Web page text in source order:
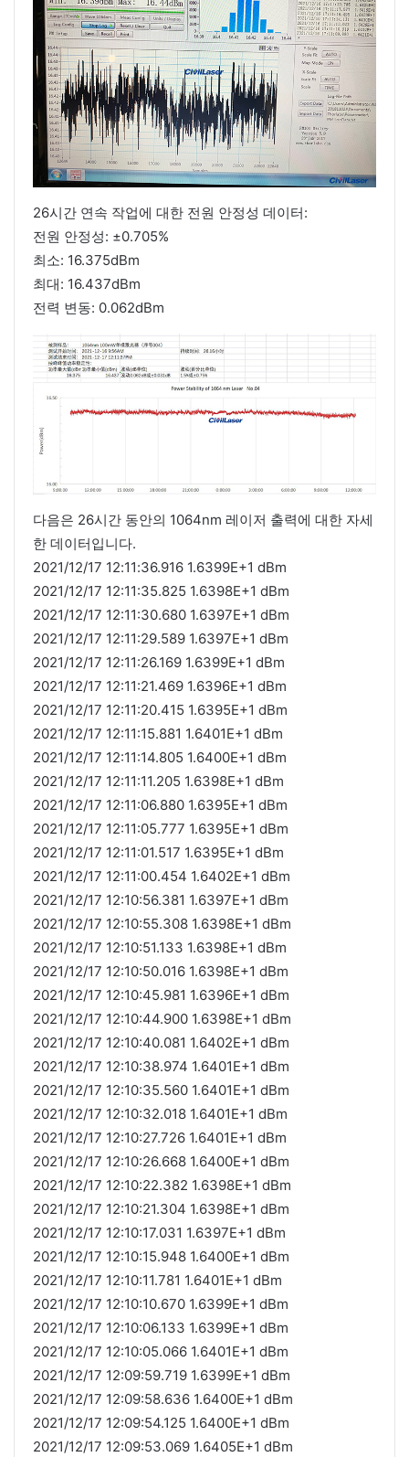
26시간 연속 작업에 대한 전원 안정성 데이터:
전원 안정성: ±0.705%
최소: 16.375dBm
최대: 16.437dBm
전력 변동: 0.062dBm
다음은 26시간 동안의 1064nm 레이저 출력에 대한 자세
한 데이터입니다.
2021/12/17 12:11:36.916 1.6399E+1 dBm
2021/12/17 12:11:35.825 1.6398E+1 dBm
2021/12/17 12:11:30.680 1.6397E+1 dBm
2021/12/17 12:11:29.589 1.6397E+1 dBm
2021/12/17 12:11:26.169 1.6399E+1 dBm
2021/12/17 12:11:21.469 1.6396E+1 dBm
2021/12/17 12:11:20.415 1.6395E+1 dBm
2021/12/17 12:11:15.881 1.6401E+1 dBm
2021/12/17 12:11:14.805 1.6400E+1 dBm
2021/12/17 12:11:11.205 1.6398E+1 dBm
2021/12/17 12:11:06.880 1.6395E+1 dBm
2021/12/17 12:11:05.777 1.6395E+1 dBm
2021/12/17 12:11:01.517 1.6395E+1 dBm
2021/12/17 12:11:00.454 1.6402E+1 dBm
2021/12/17 12:10:56.381 1.6397E+1 dBm
2021/12/17 12:10:55.308 1.6398E+1 dBm
2021/12/17 12:10:51.133 1.6398E+1 dBm
2021/12/17 12:10:50.016 1.6398E+1 dBm
2021/12/17 12:10:45.981 1.6396E+1 dBm
2021/12/17 12:10:44.900 1.6398E+1 dBm
2021/12/17 12:10:40.081 1.6402E+1 dBm
2021/12/17 12:10:38.974 1.6401E+1 dBm
2021/12/17 12:10:35.560 1.6401E+1 dBm
2021/12/17 12:10:32.018 1.6401E+1 dBm
2021/12/17 12:10:27.726 1.6401E+1 dBm
2021/12/17 12:10:26.668 1.6400E+1 dBm
2021/12/17 12:10:22.382 1.6398E+1 dBm
2021/12/17 12:10:21.304 1.6398E+1 dBm
2021/12/17 12:10:17.031 1.6397E+1 dBm
2021/12/17 12:10:15.948 1.6400E+1 dBm
2021/12/17 12:10:11.781 1.6401E+1 dBm
2021/12/17 12:10:10.670 1.6399E+1 dBm
2021/12/17 12:10:06.133 1.6399E+1 dBm
2021/12/17 12:10:05.066 1.6401E+1 dBm
2021/12/17 12:09:59.719 1.6399E+1 dBm
2021/12/17 12:09:58.636 1.6400E+1 dBm
2021/12/17 12:09:54.125 1.6400E+1 dBm
2021/12/17 12:09:53.069 1.6405E+1 dBm